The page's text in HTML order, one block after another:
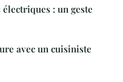
: un geste
avec un cuisiniste